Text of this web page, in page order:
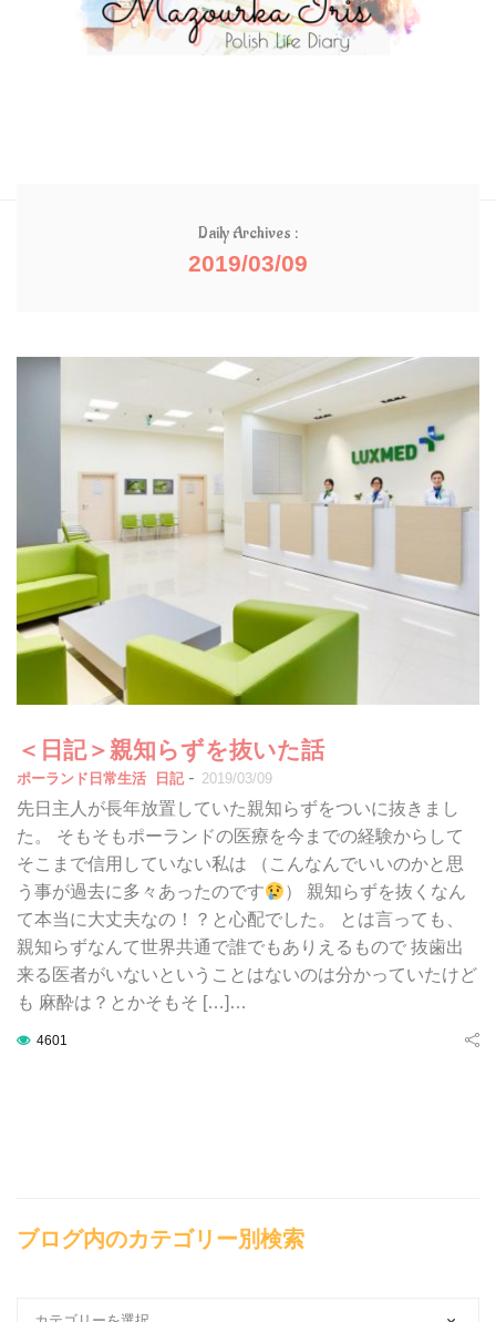
Daily Archives :
2019/03/09
＜日記＞親知らずを抜いた話
ポーランド日常生活 日記 - 2019/03/09
先日主人が長年放置していた親知らずをついに抜きまし
た。 そもそもポーランドの医療を今までの経験からして
そこまで信用していない私は （こんなんでいいのかと思
う事が過去に多々あったのです
） 親知らずを抜くなん
て本当に大丈夫なの！？と心配でした。 とは言っても、
親知らずなんて世界共通で誰でもありえるもので 抜歯出
来る医者がいないということはないのは分かっていたけど
も 麻酔は？とかそもそ […]…
4601
ブログ内のカテゴリー別検索